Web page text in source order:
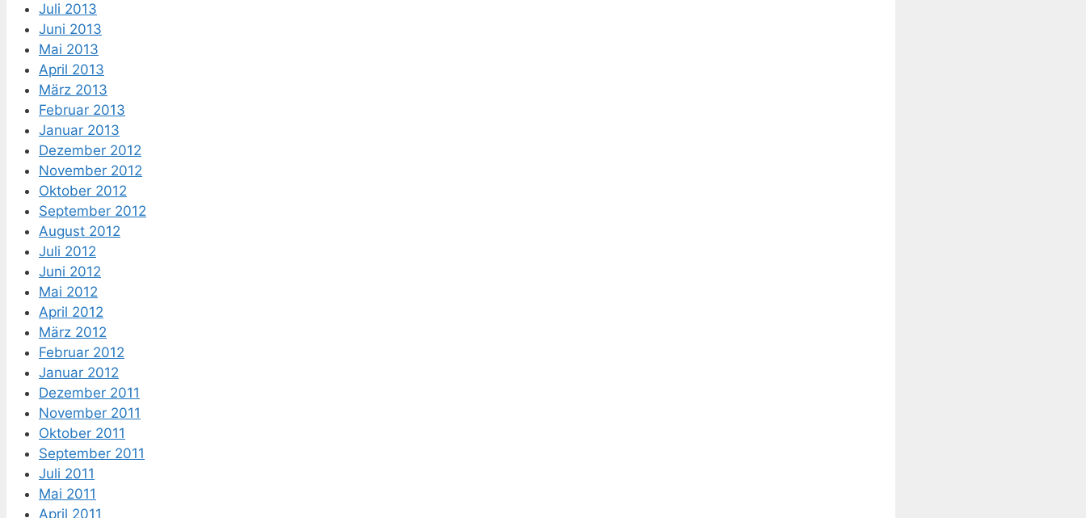
Juli 2013
Juni 2013
Mai 2013
April 2013
März 2013
Februar 2013
Januar 2013
Dezember 2012
November 2012
Oktober 2012
September 2012
August 2012
Juli 2012
Juni 2012
Mai 2012
April 2012
März 2012
Februar 2012
Januar 2012
Dezember 2011
November 2011
Oktober 2011
September 2011
Juli 2011
Mai 2011
April 2011